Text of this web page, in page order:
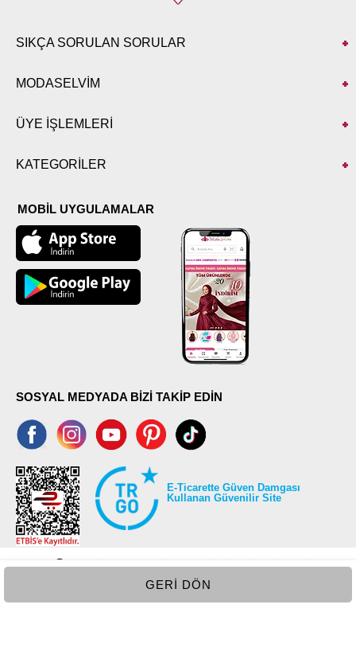
GERI DÖN
SIKÇA SORULAN SORULAR
MODASELVİM
ÜYE İŞLEMLERİ
KATEGORİLER
MOBİL UYGULAMALAR
SOSYAL MEDYADA BİZİ TAKİP EDİN
E-Ticarette Güven Damgası
Kullanan Güvenilir Site